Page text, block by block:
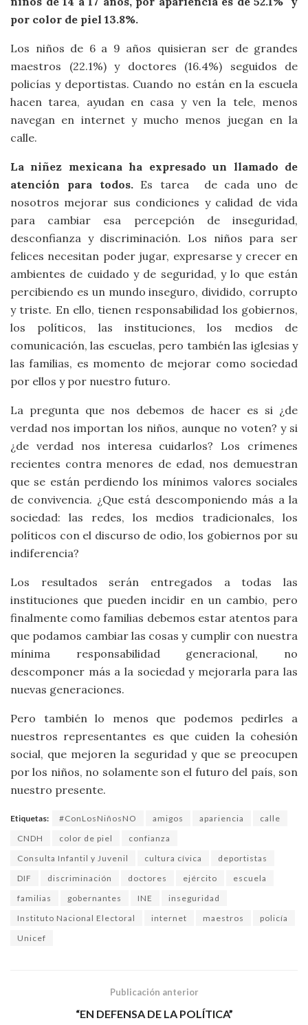
por color de piel 13.8%.
Los niños de 6 a 9 años quisieran ser de grandes
maestros (22.1%) y doctores (16.4%) seguidos de
policías y deportistas. Cuando no están en la escuela
hacen tarea, ayudan en casa y ven la tele, menos
navegan en internet y mucho menos juegan en la
calle.
La niñez mexicana ha expresado un llamado de
atención para todos. Es tarea de cada uno de
nosotros mejorar sus condiciones y calidad de vida
para cambiar esa percepción de inseguridad,
desconfianza y discriminación. Los niños para ser
felices necesitan poder jugar, expresarse y crecer en
ambientes de cuidado y de seguridad, y lo que están
percibiendo es un mundo inseguro, dividido, corrupto
y triste. En ello, tienen responsabilidad los gobiernos,
los políticos, las instituciones, los medios de
comunicación, las escuelas, pero también las iglesias y
las familias, es momento de mejorar como sociedad
por ellos y por nuestro futuro.
La pregunta que nos debemos de hacer es si ¿de
verdad nos importan los niños, aunque no voten? y si
¿de verdad nos interesa cuidarlos? Los crímenes
recientes contra menores de edad, nos demuestran
que se están perdiendo los mínimos valores sociales
de convivencia. ¿Que está descomponiendo más a la
sociedad: las redes, los medios tradicionales, los
políticos con el discurso de odio, los gobiernos por su
indiferencia?
Los resultados serán entregados a todas las
instituciones que pueden incidir en un cambio, pero
finalmente como familias debemos estar atentos para
que podamos cambiar las cosas y cumplir con nuestra
mínima responsabilidad generacional, no
descomponer más a la sociedad y mejorarla para las
nuevas generaciones.
Pero también lo menos que podemos pedirles a
nuestros representantes es que cuiden la cohesión
social, que mejoren la seguridad y que se preocupen
por los niños, no solamente son el futuro del país, son
nuestro presente.
Etiquetas: #ConLosNiñosNO amigos apariencia
calle
CNDH
color de piel
confianza
Consulta Infantil y Juvenil
cultura cívica
deportistas
DIF
discriminación doctores ejército
escuela
familias
gobernantes INE
inseguridad
Instituto Nacional Electoral
internet maestros
policía
Unicef
Publicación anterior
“EN DEFENSA DE LA POLÍTICA”